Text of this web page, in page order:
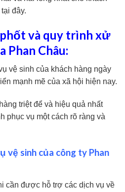
đây.
và quy trình xử
Phan Châu:
vệ sinh của khách hàng ngày
mạnh mẽ của xã hội hiện nay.
triệt để và hiệu quả nhất
phục vụ một cách rõ ràng và
vệ sinh của công ty Phan
cần được hỗ trợ các dịch vụ về